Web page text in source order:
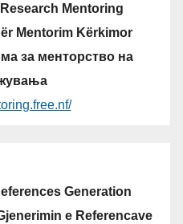
Mentoring
Mentorim Kërkimor
за менторство на
Generation
e Referencave